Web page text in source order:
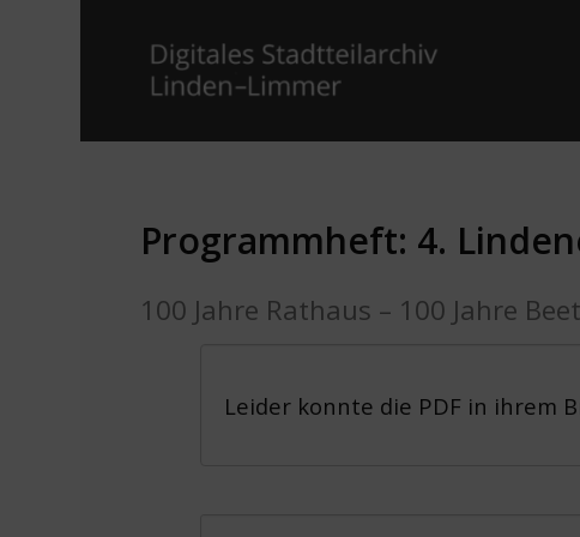
Programmheft: 4.
100 Jahre Rathaus – 100 Jahre
Leider konnte die PDF in ihrem